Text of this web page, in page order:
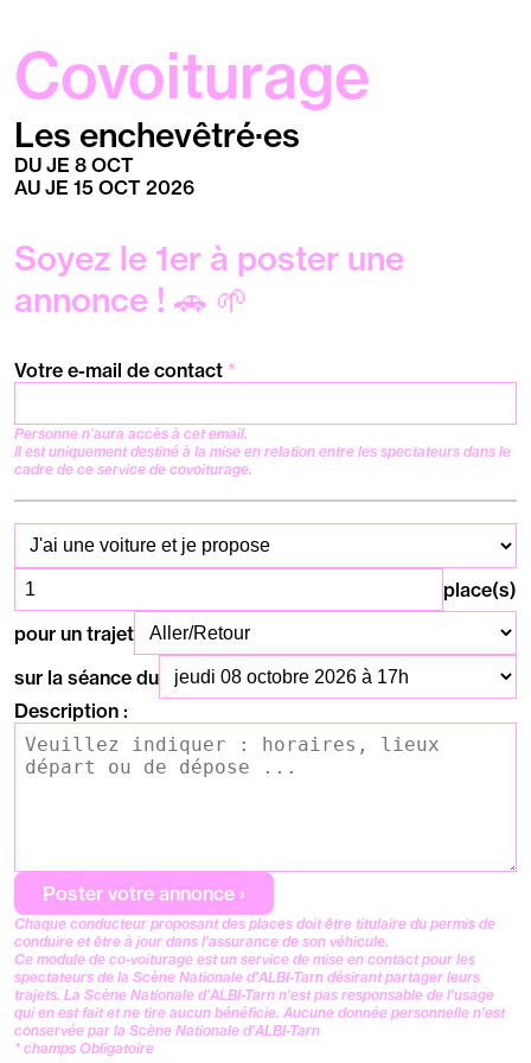
Covoiturage
Les enchevêtré·es
DU JE 8 OCT
AU JE 15 OCT 2026
Soyez le 1er à poster une
annonce ! 🚗 🌱
Vos
contacts
Votre e-mail de contact *
Personne n’aura accès à cet email.
Il est uniquement destiné à la mise en relation entre les spectateurs dans le
cadre de ce service de covoiturage.
Type de demande
place(s)
pour un trajet
sur la séance du
Description :
Chaque conducteur proposant des places doit être titulaire du permis de
conduire et être à jour dans l'assurance de son véhicule.
Ce module de co-voiturage est un service de mise en contact pour les
spectateurs de la Scène Nationale d'ALBI-Tarn désirant partager leurs
trajets. La Scène Nationale d'ALBI-Tarn n'est pas responsable de l'usage
qui en est fait et ne tire aucun bénéficie. Aucune donnée personnelle n'est
conservée par la Scène Nationale d'ALBI-Tarn
* champs Obligatoire